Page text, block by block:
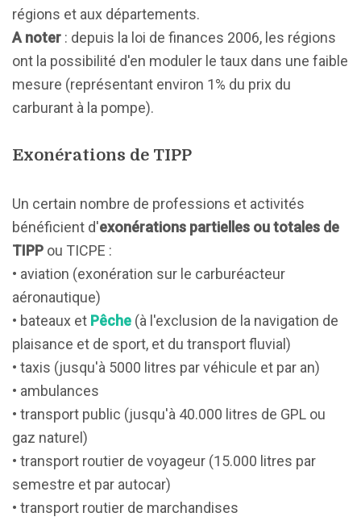
régions et aux départements.
A noter : depuis la loi de finances 2006, les régions
ont la possibilité d'en moduler le taux dans une faible
mesure (représentant environ 1% du prix du
carburant à la pompe).
Exonérations de TIPP
Un certain nombre de professions et activités
bénéficient d'exonérations partielles ou totales de
TIPP ou TICPE :
• aviation (exonération sur le carburéacteur
aéronautique)
• bateaux et Pêche (à l'exclusion de la navigation de
plaisance et de sport, et du transport fluvial)
• taxis (jusqu'à 5000 litres par véhicule et par an)
• ambulances
• transport public (jusqu'à 40.000 litres de GPL ou
gaz naturel)
• transport routier de voyageur (15.000 litres par
semestre et par autocar)
• transport routier de marchandises